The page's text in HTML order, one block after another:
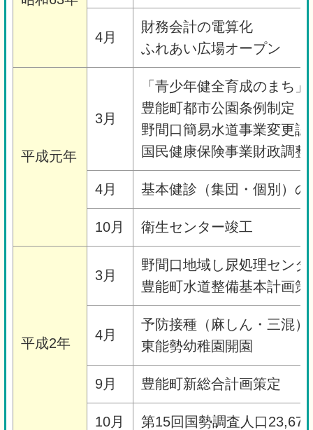
4月
財務会計の電算化
ふれあい広場オープン
平成元年
3月
「青少年健全育成のまち
豊能町都市公園条例制定
野間口簡易水道事業変更認
国民健康保険事業財政調
4月 基本健診（集団・個別）の
10月 衛生センター竣工
平成2年
3月
野間口地域し尿処理センタ
豊能町水道整備基本計画策
4月
予防接種（麻しん・三混）
東能勢幼稚園開園
9月 豊能町新総合計画策定
10月 第15回国勢調査人口